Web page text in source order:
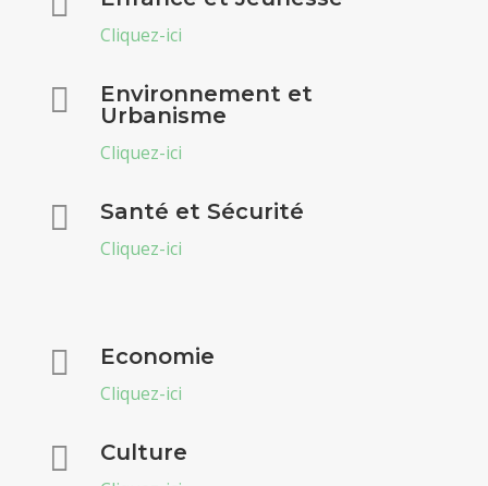
Cliquez-ici

Environnement et
Urbanisme
Cliquez-ici
 Santé et Sécurité
Cliquez-ici
 Economie
Cliquez-ici
 Culture